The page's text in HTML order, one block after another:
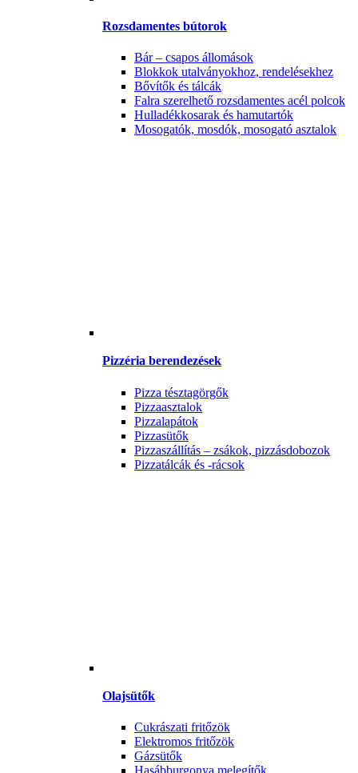
Rozsdamentes bútorok
Bár – csapos állomások
Blokkok utalványokhoz, rendelésekhez
Bővítők és tálcák
Falra szerelhető rozsdamentes acél polcok
Hulladékkosarak és hamutartók
Mosogatók, mosdók, mosogató asztalok
Pizzéria berendezések
Pizza tésztagörgők
Pizzaasztalok
Pizzalapátok
Pizzasütők
Pizzaszállítás – zsákok, pizzásdobozok
Pizzatálcák és -rácsok
Olajsütők
Cukrászati fritőzök
Elektromos fritőzök
Gázsütők